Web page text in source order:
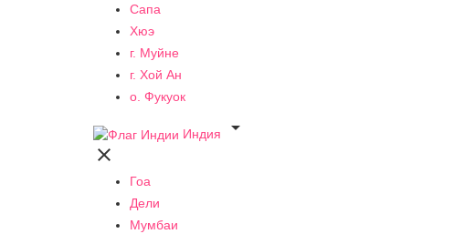
Сапа
Хюэ
г. Муйне
г. Хой Ан
о. Фукуок
Индия


Гоа
Дели
Мумбаи